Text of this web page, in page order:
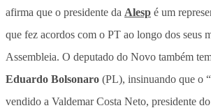
afirma que o presidente da Alesp é um
que fez acordos com o PT ao longo dos seus
Assembleia. O deputado do Novo também
Eduardo Bolsonaro (PL), insinuando que o
vendido a Valdemar Costa Neto, presidente